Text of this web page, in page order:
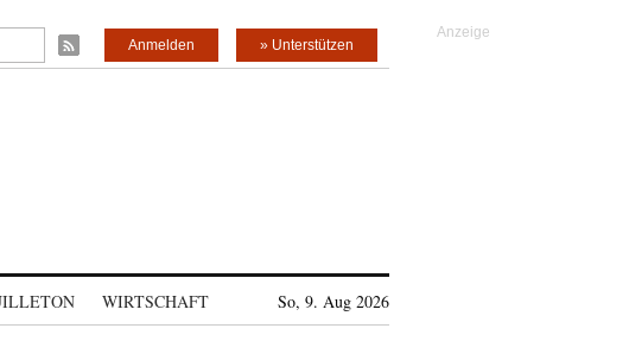
» Unterstützen
Anmelden
WIRTSCHAFT So, 9. Aug 2026